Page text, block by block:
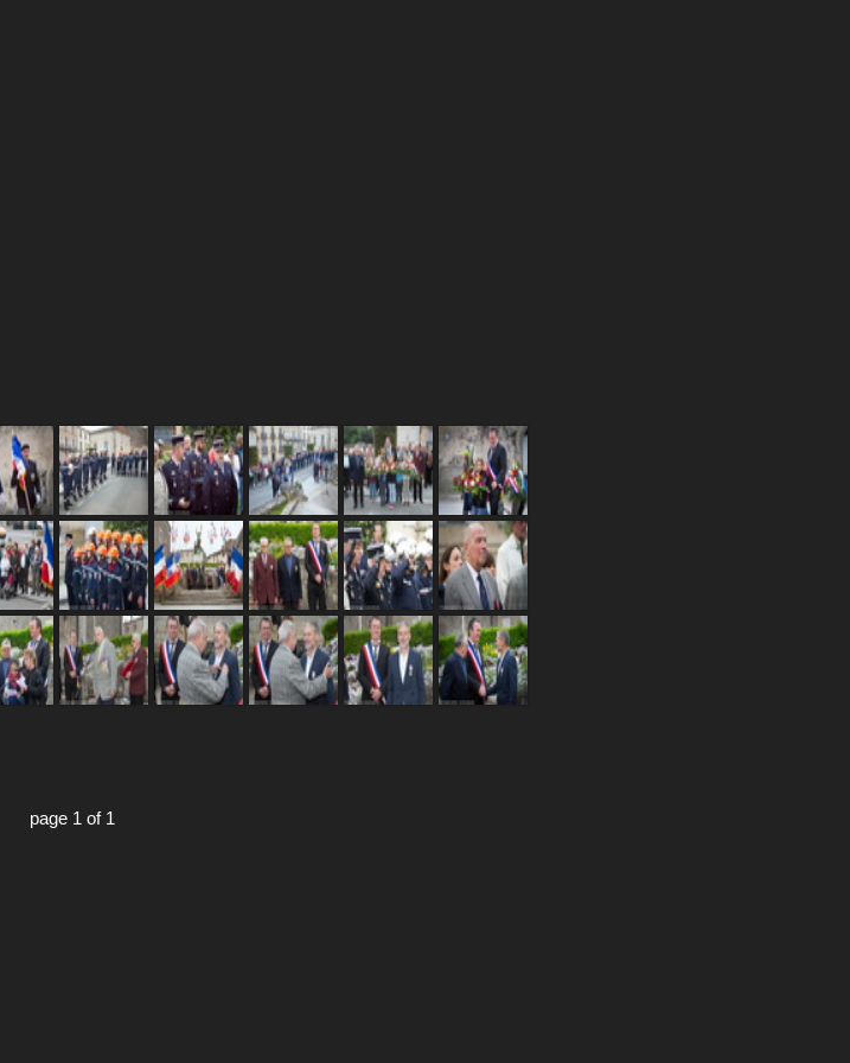
page 1 of 1